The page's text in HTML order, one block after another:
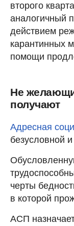
второго
аналогичный
действием
карантинных
помощи
Не
получают
Адресная
безусловной
черты
в которой
АСП